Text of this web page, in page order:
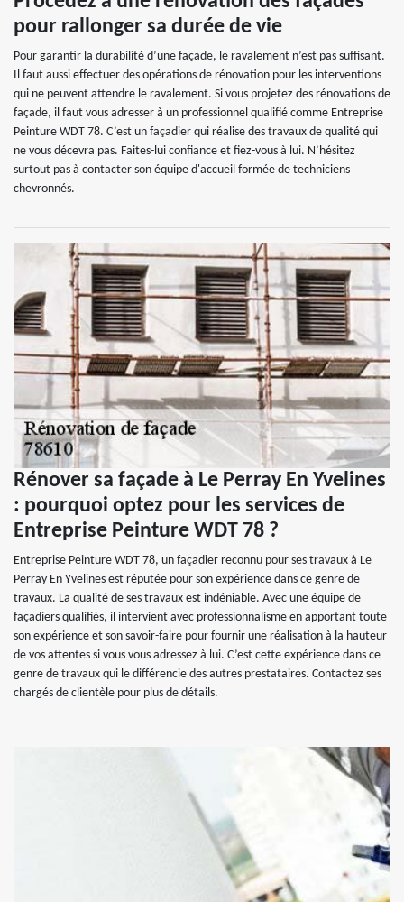
pour rallonger sa durée de vie
Pour garantir la durabilité d’une façade, le ravalement n’est pas suffisant.
Il faut aussi effectuer des opérations de rénovation pour les interventions
qui ne peuvent attendre le ravalement. Si vous projetez des rénovations de
façade, il faut vous adresser à un professionnel qualifié comme Entreprise
Peinture WDT 78. C’est un façadier qui réalise des travaux de qualité qui
ne vous décevra pas. Faites-lui confiance et fiez-vous à lui. N’hésitez
surtout pas à contacter son équipe d'accueil formée de techniciens
chevronnés.
Rénover sa façade à Le Perray En Yvelines
: pourquoi optez pour les services de
Entreprise Peinture WDT 78 ?
Entreprise Peinture WDT 78, un façadier reconnu pour ses travaux à Le
Perray En Yvelines est réputée pour son expérience dans ce genre de
travaux. La qualité de ses travaux est indéniable. Avec une équipe de
façadiers qualifiés, il intervient avec professionnalisme en apportant toute
son expérience et son savoir-faire pour fournir une réalisation à la hauteur
de vos attentes si vous vous adressez à lui. C’est cette expérience dans ce
genre de travaux qui le différencie des autres prestataires. Contactez ses
chargés de clientèle pour plus de détails.